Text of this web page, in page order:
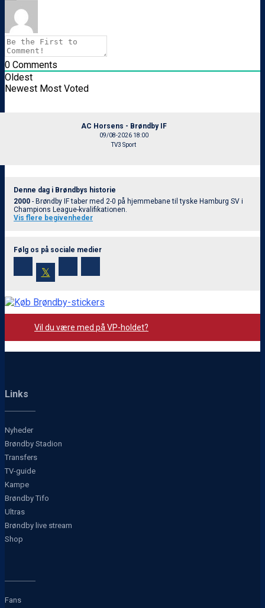
0 Comments
Oldest
Newest Most Voted
AC Horsens - Brøndby IF
09/08-2026 18:00
TV3 Sport
Denne dag i Brøndbys historie
2000 - Brøndby IF taber med 2-0 på hjemmebane til tyske Hamburg SV i
Champions League-kvalifikationen.
Vis flere begivenheder
Følg os på sociale medier
𝕏
Vil du være med på VP-holdet?
Links
Nyheder
Brøndby Stadion
Transfers
TV-guide
Kampe
Brøndby Tifo
Ultras
Brøndby live stream
Shop
Fans